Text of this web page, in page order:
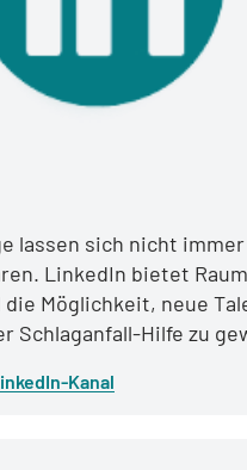
lassen sich nicht
LinkedIn bietet
die Möglichkeit, neue
Schlaganfall-Hilfe zu
Kanal